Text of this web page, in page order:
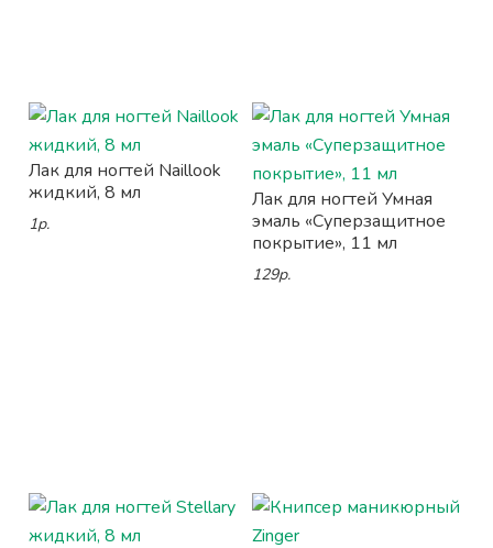
Лак для ногтей Naillook
жидкий, 8 мл
1р.
Лак для ногтей Умная
эмаль «Суперзащитное
покрытие», 11 мл
129р.